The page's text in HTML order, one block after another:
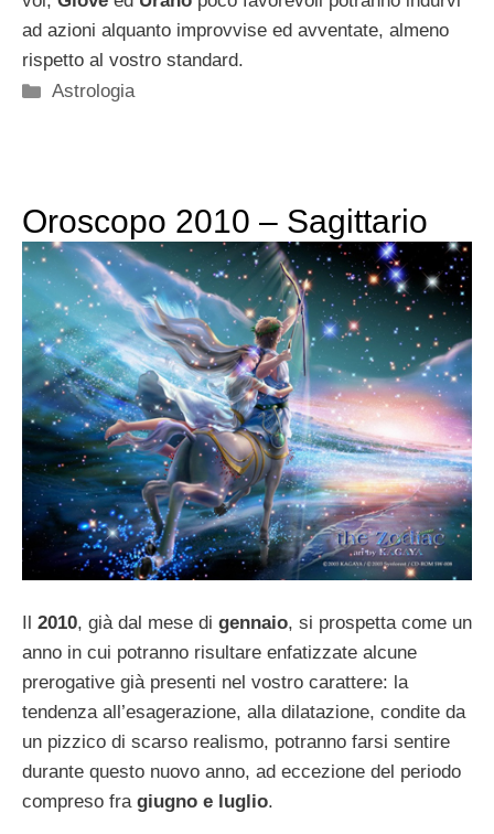
ad azioni alquanto improvvise ed avventate, almeno
rispetto al vostro standard.
Categorie
Astrologia
Oroscopo 2010 – Sagittario
2010, già dal mese di gennaio, si prospetta come un
anno in cui potranno risultare enfatizzate alcune
prerogative già presenti nel vostro carattere: la
tendenza all’esagerazione, alla dilatazione, condite da
un pizzico di scarso realismo, potranno farsi sentire
durante questo nuovo anno, ad eccezione del periodo
compreso fra giugno e luglio.